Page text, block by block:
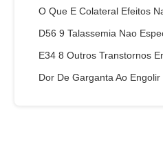
O Que E Colateral Efeitos
D56 9 Talassemia Nao
E34 8 Outros Transtornos
Dor De Garganta Ao Engolir